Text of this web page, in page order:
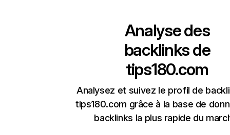
Analyse des
backlinks de
tips180.com
Analysez et suivez le profil de
tips180.com grâce à la base de
backlinks la plus rapide du